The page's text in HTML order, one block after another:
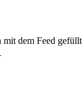
mit dem Feed gefüllt